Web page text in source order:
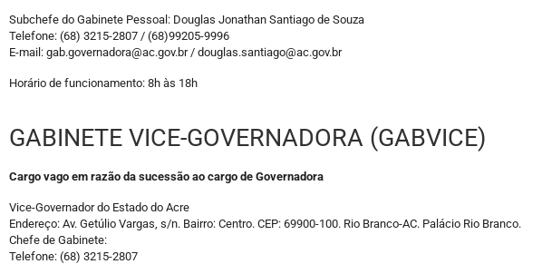
Subchefe do Gabinete Pessoal: Douglas Jonathan Santiago de Souza
Telefone: (68) 3215-2807 / (68)99205-9996
E-mail: gab.governadora@ac.gov.br / douglas.santiago@ac.gov.br
Horário de funcionamento: 8h às 18h
GABINETE VICE-GOVERNADORA (GABVICE)
Cargo vago em razão da sucessão ao cargo de Governadora
Vice-Governador do Estado do Acre
Endereço: Av. Getúlio Vargas, s/n. Bairro: Centro. CEP: 69900-100. Rio Branco-AC. Palácio Rio Branco.
Chefe de Gabinete:
Telefone: (68) 3215-2807